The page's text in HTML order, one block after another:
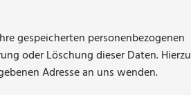
gespeicherten personenbezogenen
oder Löschung dieser Daten. Hierzu
Adresse an uns wenden.